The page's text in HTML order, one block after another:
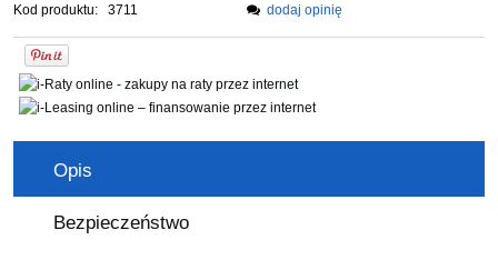
Kod produktu:
3711
dodaj opinię
Opis
Bezpieczeństwo